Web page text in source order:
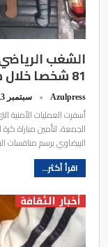
81 شخصا خلال مباراة الفتح والوداد
Azulpress سبتمبر 3, 2022
أسفرت العمليات الأمنية
الجمعة، لتأمين مباراة
البيضاوي برسم منافسات
اقرأ أكثر...
أخبار الثقافة